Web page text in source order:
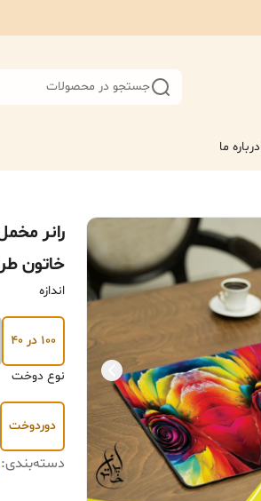
جستجو در محصولات
درباره ما
رانر
خاتون
اندازه
۱۰۰ در ۴۰
نوع دوخت
دوردوخت
دسته‌بندی: